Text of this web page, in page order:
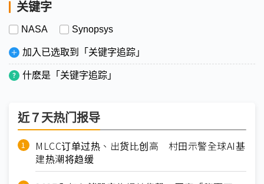
关键字
NASA Synopsys
加入已选取到「关键字追踪」
什麽是「关键字追踪」
近７天热门报导
MLCC订单过热、出货比创高 村田示警全球AI基
建热潮将趋缓